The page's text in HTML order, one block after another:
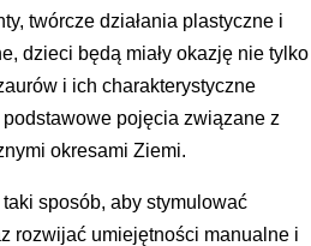
twórcze działania plastyczne i
dzieci będą miały okazję nie tylko
i ich charakterystyczne
pojęcia związane z
okresami Ziemi.
sposób, aby stymulować
rozwijać umiejętności manualne i